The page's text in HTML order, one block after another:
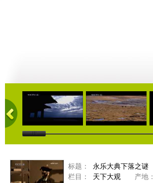
07:58 07:58
标题：
永乐大典下落之谜
栏目：
天下大观 产地：